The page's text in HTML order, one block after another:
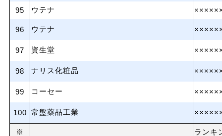
95 ウテナ
96 ウテナ
97 資生堂
98 ナリス化粧品
99 コーセー
100 常盤薬品工業
※ ランキ